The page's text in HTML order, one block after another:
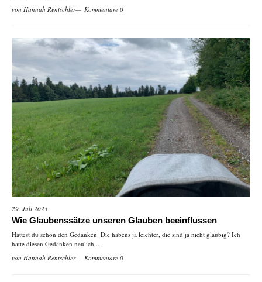
von Hannah Rentschler Kommentare 0
29. Juli 2023
Wie Glaubenssätze unseren Glauben beeinflussen
Hattest du schon den Gedanken: Die habens ja leichter, die sind ja nicht gläubig? Ich
hatte diesen Gedanken neulich...
von Hannah Rentschler Kommentare 0